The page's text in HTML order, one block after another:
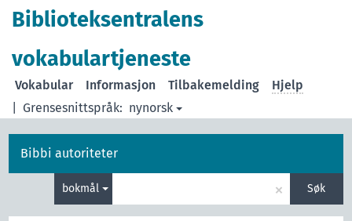
Biblioteksentralens
vokabulartjeneste
Grensesnittspråk: nynorsk
Vokabular Informasjon Tilbakemelding Hjelp
Bibbi autoriteter
bokmål × Søk